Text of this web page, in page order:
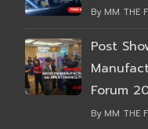
By MM THE
Post
Forum
By MM THE